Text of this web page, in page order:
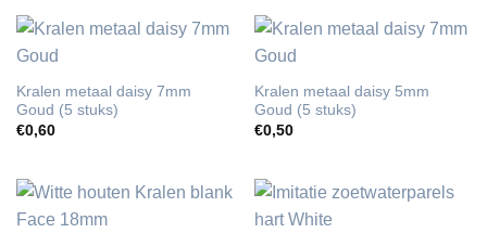
Kralen metaal daisy 7mm
Goud (5 stuks)
€0,60
Kralen metaal daisy 5mm
Goud (5 stuks)
€0,50